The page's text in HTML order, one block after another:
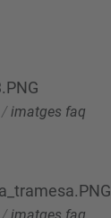
/imatges faq
/imatges faq